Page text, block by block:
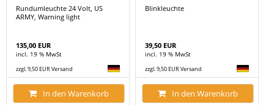
Rundumleuchte 24 Volt, US
ARMY, Warning light
135,00 EUR
incl. 19 % MwSt
zzgl. 9,50 EUR Versand
In den Warenkorb
Blinkleuchte
39,50 EUR
incl. 19 % MwSt
zzgl. 9,50 EUR Versand
In den Warenkorb